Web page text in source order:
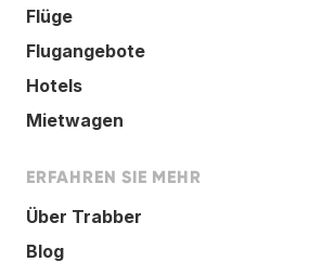
Flüge
Flugangebote
Hotels
Mietwagen
ERFAHREN SIE MEHR
Über Trabber
Blog